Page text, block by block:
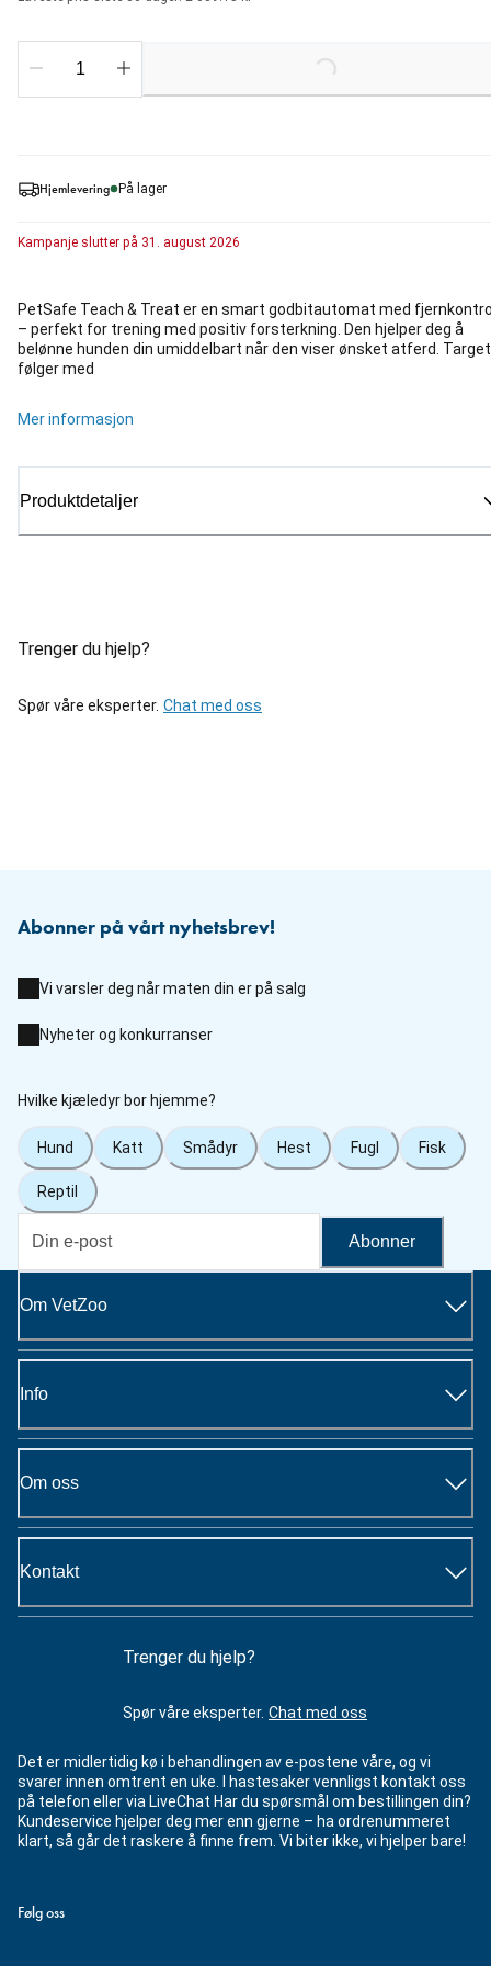
Hjemlevering På lager
Kampanje slutter på 31. august 2026
PetSafe Teach & Treat er en smart godbitautomat med
– perfekt for trening med positiv forsterkning. Den hjelper deg å
belønne hunden din umiddelbart når den viser ønsket atferd. Target
følger med
Mer informasjon
Produktdetaljer
Trenger du hjelp?
Spør våre eksperter. Chat med oss
Loading...
Abonner på vårt nyhetsbrev!
Vi varsler deg når maten din er på salg
Nyheter og konkurranser
Hvilke kjæledyr bor hjemme?
Hund Katt Smådyr Hest Fugl Fisk
Reptil
Abonner
Om VetZoo
Info
Om oss
Kontakt
Trenger du hjelp?
Spør våre eksperter. Chat med oss
Det er midlertidig kø i behandlingen av e-postene våre, og vi
svarer innen omtrent en uke. I hastesaker vennligst kontakt oss
på telefon eller via LiveChat Har du spørsmål om bestillingen din?
Kundeservice hjelper deg mer enn gjerne – ha ordrenummeret
klart, så går det raskere å finne frem. Vi biter ikke, vi hjelper bare!
Følg oss